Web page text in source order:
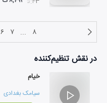
۶ ۷ ... ۸
در نقشتنظیم‌کننده
خیام
سیامک بغدادی